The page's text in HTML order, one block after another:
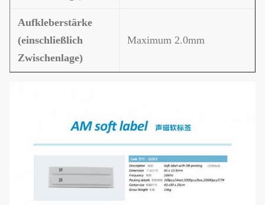
Aufkleberstärke
(einschließlich
Zwischenlage)
Maximum 2.0mm